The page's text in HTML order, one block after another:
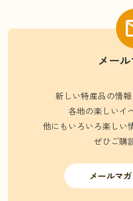
メー
新しい特産品の情
各地の楽しいイ
他にもいろいろ楽しい
ぜひご購
メールマ